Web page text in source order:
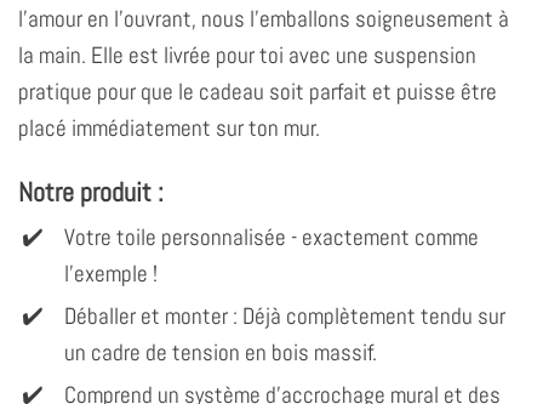
l'amour en l'ouvrant, nous l'emballons soigneusement à
la main. Elle est livrée pour toi avec une suspension
pratique pour que le cadeau soit parfait et puisse être
placé immédiatement sur ton mur.
Notre produit :
Votre toile personnalisée - exactement comme
l'exemple !
Déballer et monter : Déjà complètement tendu sur
un cadre de tension en bois massif.
Comprend un système d'accrochage mural et des